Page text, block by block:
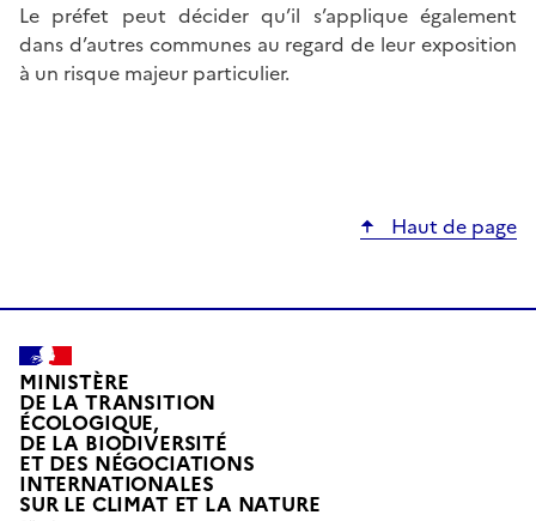
Le préfet peut décider qu’il s’applique également
dans d’autres communes au regard de leur exposition
à un risque majeur particulier.
Haut de page
MINISTÈRE
DE LA TRANSITION
ÉCOLOGIQUE,
DE LA BIODIVERSITÉ
ET DES NÉGOCIATIONS
INTERNATIONALES
SUR LE CLIMAT ET LA NATUREL